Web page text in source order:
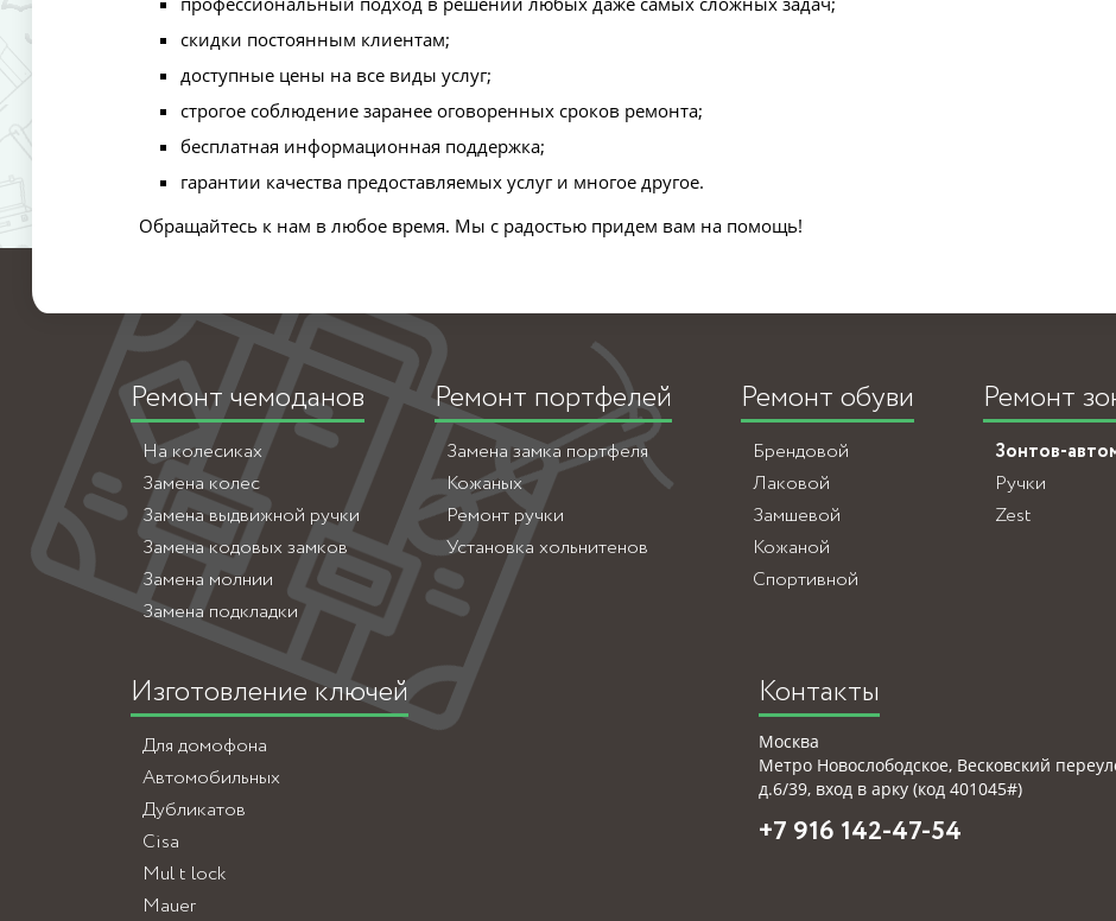
скидки постоянным клиентам;
доступные цены на все виды услуг;
строгое соблюдение заранее оговоренных сроков ремонта;
бесплатная информационная поддержка;
гарантии качества предоставляемых услуг и многое другое.
Обращайтесь к нам в любое время. Мы с радостью придем вам на помощь!
Ремонт чемоданов
На колесиках
Замена колес
Замена выдвижной ручки
Замена кодовых замков
Замена молнии
Замена подкладки
Ремонт портфелей
Замена замка портфеля
Кожаных
Ремонт ручки
Установка хольнитенов
Ремонт обуви
Брендовой
Лаковой
Замшевой
Кожаной
Спортивной
Ремонт
Зонтов-
Ручки
Zest
Изготовление ключей
Для домофона
Автомобильных
Дубликатов
Cisa
Mul t lock
Mauer
Контакты
Москва
Метро Новослободское, Весковский
д.6/39, вход в арку (код 401045#)
+7 916 142-47-54